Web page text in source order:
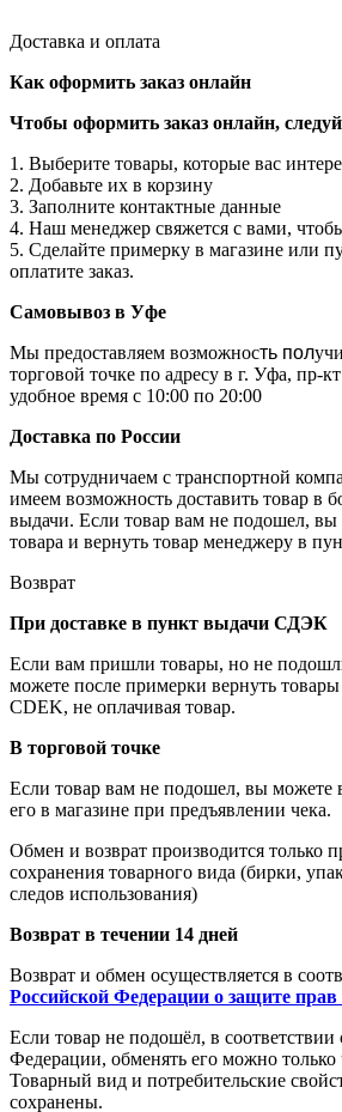
Доставка и оплата
Как оформить заказ онлайн
Чтобы оформить заказ онлайн,
1. Выберите товары, которые вас
2. Добавьте их в корзину
3. Заполните контактные данные
4. Наш менеджер свяжется с вами,
5. Сделайте примерку в магазине или
оплатите заказ.
Самовывоз в Уфе
Мы предоставляем возможность пол
торговой точке по адресу в г. Уфа, пр-
удобное время с 10:00 по 20:00
Доставка по России
Мы сотрудничаем с транспортной
имеем возможность доставить товар в
выдачи. Если товар вам не подошел, вы
товара и вернуть товар менеджеру в
Возврат
При доставке в пункт выдачи СДЭК
Если вам пришли товары, но не
можете после примерки вернуть
CDEK, не оплачивая товар.
В торговой точке
Если товар вам не подошел, вы можете
его в магазине при предъявлении чека.
Обмен и возврат производится только
сохранения товарного вида (бирки,
следов использования)
Возврат в течении 14 дней
Возврат и обмен осуществляется в
Российской Федерации о защите прав
Если товар не подошёл, в соответствии
Федерации, обменять его можно только
Товарный вид и потребительские
сохранены.